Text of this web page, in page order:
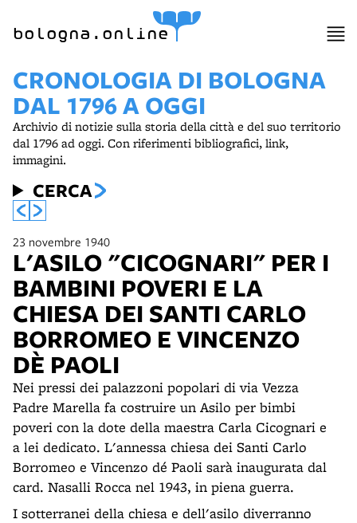
bologna.online
CRONOLOGIA DI BOLOGNA
DAL 1796 A OGGI
Archivio di notizie sulla storia della città e del suo territorio
dal 1796 ad oggi. Con riferimenti bibliografici, link,
immagini.
CERCA
23 novembre 1940
L'ASILO "CICOGNARI" PER I
BAMBINI POVERI E LA
CHIESA DEI SANTI CARLO
BORROMEO E VINCENZO
DÈ PAOLI
Nei pressi dei palazzoni popolari di via Vezza
Padre Marella fa costruire un Asilo per bimbi
poveri con la dote della maestra Carla Cicognari e
a lei dedicato. L'annessa chiesa dei Santi Carlo
Borromeo e Vincenzo dé Paoli sarà inaugurata dal
card. Nasalli Rocca nel 1943, in piena guerra.
I sotterranei della chiesa e dell'asilo diverranno